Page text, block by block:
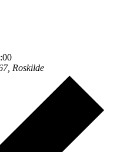
Roskilde